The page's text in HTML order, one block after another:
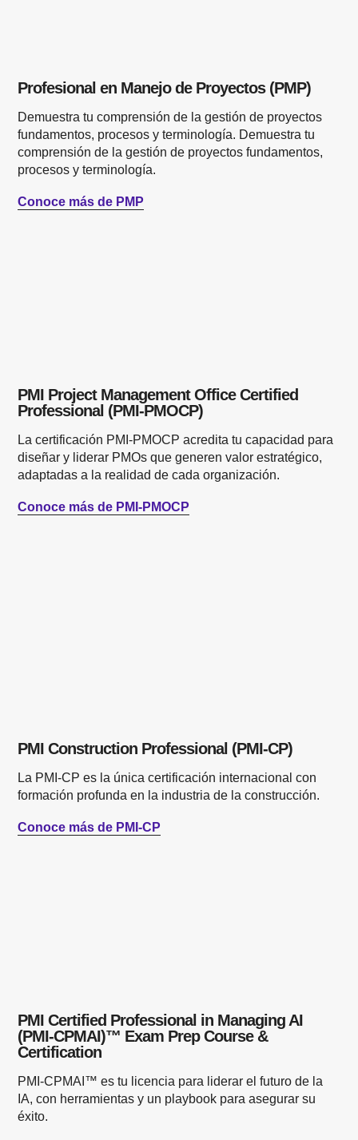
Profesional en Manejo de Proyectos (PMP)
Demuestra tu comprensión de la gestión de proyectos
fundamentos, procesos y terminología. Demuestra tu
comprensión de la gestión de proyectos fundamentos,
procesos y terminología.
Conoce más de PMP
PMI Project Management Office Certified
Professional (PMI-PMOCP)
La certificación PMI-PMOCP acredita tu capacidad para
diseñar y liderar PMOs que generen valor estratégico,
adaptadas a la realidad de cada organización.
Conoce más de PMI-PMOCP
PMI Construction Professional (PMI-CP)
La PMI-CP es la única certificación internacional con
formación profunda en la industria de la construcción.
Conoce más de PMI-CP
PMI Certified Professional in Managing AI
(PMI-CPMAI)™ Exam Prep Course &
Certification
PMI-CPMAI™ es tu licencia para liderar el futuro de la
IA, con herramientas y un playbook para asegurar su
éxito.